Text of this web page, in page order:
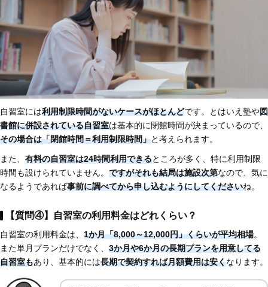
自習室には利用制限時間がないケースがほとんどです。とはいえ塾や図
書館に併設されている自習室は基本的に閉館時間が決まっているので、
その場合は「閉館時間＝利用制限時間」と考えられます。
また、 有料の自習室は24時間利用できるところが多く、特に利用制限
時間も設けられていません。 ですがそれも結局は施設次第なので、気に
なるようであれば事前に調べてから申し込むようにしてくださいね。
【質問④】自習室の利用料金はどれくらい？
自習室の利用料金は、 1か月「8,000～12,000円」くらいが平均相場。
また単月プランだけでなく、 3か月や6か月の長期プランを用意してる
自習室もあり、基本的には長期で契約すれば月額費用は安くなります。